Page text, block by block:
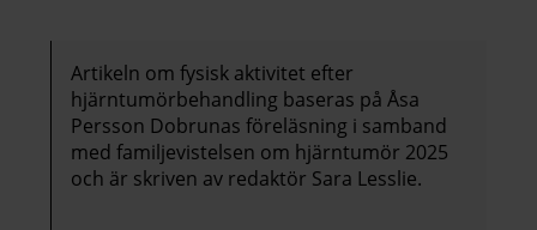
Artikeln om fysisk aktivitet efter
hjärntumörbehandling baseras på Åsa
Persson Dobrunas föreläsning i samband
med familjevistelsen om hjärntumör 2025
och är skriven av redaktör Sara Lesslie.